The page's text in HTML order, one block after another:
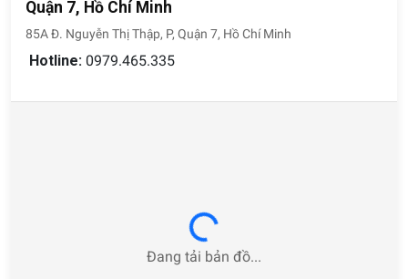
Quận 7, Hồ Chí Minh
85A Đ. Nguyễn Thị Thập, P, Quận 7, Hồ Chí Minh
Hotline: 0979.465.335
Loading...
Đang tải bản đồ...